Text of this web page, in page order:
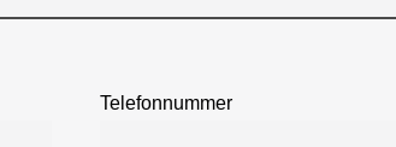
Telefonnummer